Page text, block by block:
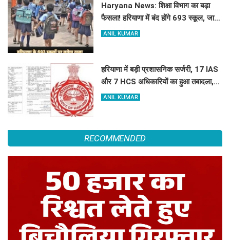
Haryana News: शिक्षा विभाग का बड़ा
फैसला! हरियाणा में बंद होंगे 693 स्कूल, जाने
क्या है कारण
ANIL KUMAR
हरियाणा में बड़ी प्रशासनिक सर्जरी, 17 IAS
और 7 HCS अधिकारियों का हुआ तबादला,
यहां देखें पूरी लिस्ट
ANIL KUMAR
RECOMMENDED